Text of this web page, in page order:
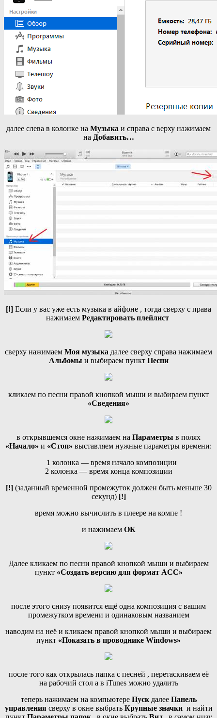
далее слева в колонке на Музыка и справа с верху нажимаем
на Добавить…
[!] Если у вас уже есть музыка в айфоне , тогда сверху с права
нажимаем Редактировать плейлист
сверху нажимаем Моя музыка далее сверху справа нажимаем
Альбомы и выбираем пункт Песни
кликаем по песни правой кнопкой мыши и выбираем пункт
«Сведения»
в открывшемся окне нажимаем на Параметры в полях
«Начало» и «Стоп» выставляем нужные параметры времени:
1 колонка — время начало композиции
2 колонка — время конца композиции
[!](заданный временной промежуток должен быть меньше 30
секунд) [!]
время можно вычислить в плеере на компе !
и нажимаем ОК
Далее кликаем по песни правой кнопкой мыши и выбираем
пункт «Создать версию для формат ACC»
после этого снизу появится ещё одна композиция с вашим
промежутком времени и одинаковым названием
наводим на неё и кликаем правой кнопкой мыши и выбираем
пункт «Показать в проводнике Windows»
после того как открылась папка с песней , перетаскиваем её
на рабочий стол а в iTunes можно удалить
теперь нажимаем на компьютере Пуск далее Панель
управления сверху в окне выбрать Крупные значкии найти